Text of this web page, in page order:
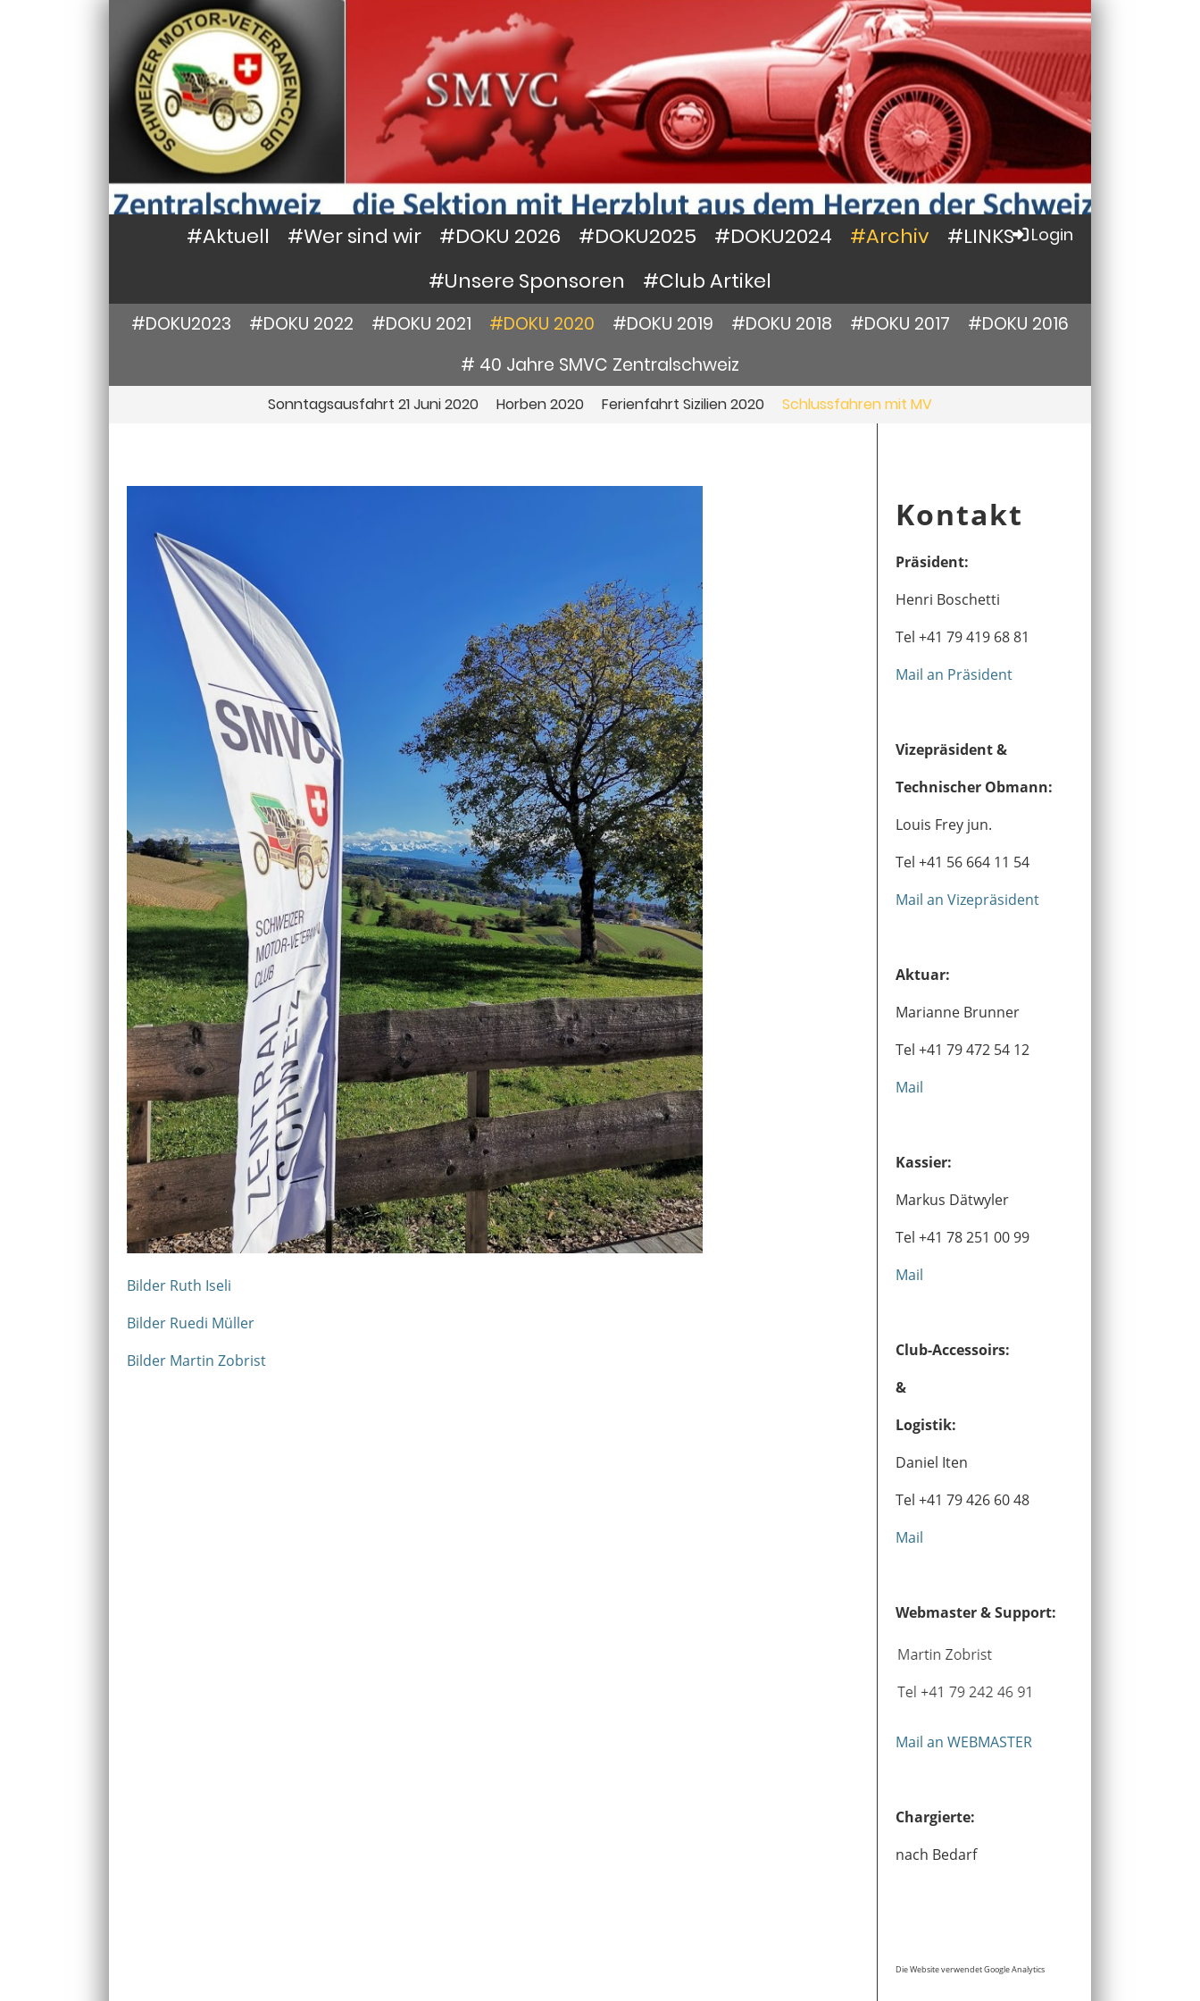
#Aktuell #Wer sind wir #DOKU 2026 #DOKU2025 #DOKU2024 #Archiv
#LINKS
#Unsere Sponsoren
#Club Artikel
Login
#DOKU2023 #DOKU 2022 #DOKU 2021 #DOKU 2020 #DOKU 2019 #DOKU 2018 #DOKU 2017
#DOKU 2016
# 40 Jahre SMVC Zentralschweiz
Sonntagsausfahrt 21 Juni 2020 Horben 2020 Ferienfahrt Sizilien 2020 Schlussfahren mit MV
Bilder Ruth Iseli
Bilder Ruedi Müller
Bilder Martin Zobrist
Kontakt
Präsident:
Henri Boschetti
Tel +41 79 419 68 81
Mail an Präsident
Vizepräsident &
Technischer Obmann:
Louis Frey jun.
Tel +41 56 664 11 54
Mail an Vizepräsident
Aktuar:
Marianne Brunner
Tel +41 79 472 54 12
Mail
Kassier:
Markus Dätwyler
Tel +41 78 251 00 99
Mail
Club-Accessoirs:
&
Logistik:
Daniel Iten
Tel +41 79 426 60 48
Mail
Webmaster & Support:
Mail an WEBMASTER
Chargierte:
nach Bedarf
Die Website verwendet Google Analytics